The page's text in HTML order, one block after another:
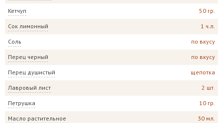
Кетчуп 50 гр.
Сок лимонный 1 ч.л.
Соль по вкусу
Перец черный по вкусу
Перец душистый щепотка
Лавровый лист 2 шт.
Петрушка 10 гр.
Масло растительное 30 мл.